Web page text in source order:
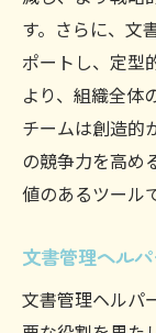
す。さらに、文
ポートし、定型
より、組織全体
チームは創造的
の競争力を高め
値のあるツール
文書管理ヘル
文書管理ヘルパ